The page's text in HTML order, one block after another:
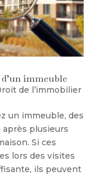
d’un immeuble
de l’immobilier
un immeuble, des
plusieurs
Si ces
lors des visites
ils peuvent